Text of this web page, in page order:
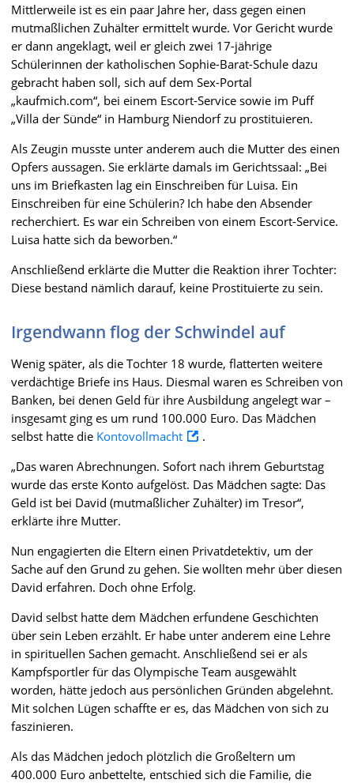
Mittlerweile ist es ein paar Jahre her, dass gegen einen
mutmaßlichen Zuhälter ermittelt wurde. Vor Gericht wurde
er dann angeklagt, weil er gleich zwei 17-jährige
Schülerinnen der katholischen Sophie-Barat-Schule dazu
gebracht haben soll, sich auf dem Sex-Portal
„kaufmich.com“, bei einem Escort-Service sowie im Puff
„Villa der Sünde“ in Hamburg Niendorf zu prostituieren.
Als Zeugin musste unter anderem auch die Mutter des einen
Opfers aussagen. Sie erklärte damals im Gerichtssaal: „Bei
uns im Briefkasten lag ein Einschreiben für Luisa. Ein
Einschreiben für eine Schülerin? Ich habe den Absender
recherchiert. Es war ein Schreiben von einem Escort-Service.
Luisa hatte sich da beworben.“
Anschließend erklärte die Mutter die Reaktion ihrer Tochter:
Diese bestand nämlich darauf, keine Prostituierte zu sein.
Irgendwann flog der Schwindel auf
Wenig später, als die Tochter 18 wurde, flatterten weitere
verdächtige Briefe ins Haus. Diesmal waren es Schreiben von
Banken, bei denen Geld für ihre Ausbildung angelegt war –
insgesamt ging es um rund 100.000 Euro. Das Mädchen
selbst hatte die Kontovollmacht
.
„Das waren Abrechnungen. Sofort nach ihrem Geburtstag
wurde das erste Konto aufgelöst. Das Mädchen sagte: Das
Geld ist bei David (mutmaßlicher Zuhälter) im Tresor“,
erklärte ihre Mutter.
Nun engagierten die Eltern einen Privatdetektiv, um der
Sache auf den Grund zu gehen. Sie wollten mehr über diesen
David erfahren. Doch ohne Erfolg.
David selbst hatte dem Mädchen erfundene Geschichten
über sein Leben erzählt. Er habe unter anderem eine Lehre
in spirituellen Sachen gemacht. Anschließend sei er als
Kampfsportler für das Olympische Team ausgewählt
worden, hätte jedoch aus persönlichen Gründen abgelehnt.
Mit solchen Lügen schaffte er es, das Mädchen von sich zu
faszinieren.
Als das Mädchen jedoch plötzlich die Großeltern um
400.000 Euro anbettelte, entschied sich die Familie, die